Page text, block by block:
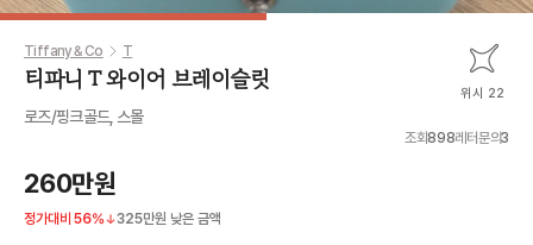
Tiffany & Co T
티파니 T 와이어 브레이슬릿 위시 22
로즈/핑크골드, 스몰
조회898레터문의3
260만원
정가대비 56% 325만원 낮은 금액